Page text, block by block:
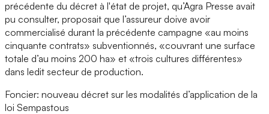
précédente du décret à l'état de projet, qu’Agra Presse avait
pu consulter, proposait que l’assureur doive avoir
commercialisé durant la précédente campagne «au moins
cinquante contrats» subventionnés, «couvrant une surface
totale d’au moins 200 ha» et «trois cultures différentes»
dans ledit secteur de production.
Foncier: nouveau décret sur les modalités d’application de la
loi Sempastous